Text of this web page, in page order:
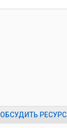
ОБСУДИТЬ РЕСУРС